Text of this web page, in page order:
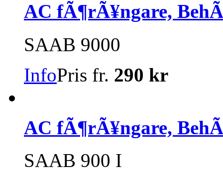
AC fÃ¶rÃ¥ngare,
SAAB 9000
InfoPris fr. 290 kr
AC fÃ¶rÃ¥ngare,
SAAB 900 I